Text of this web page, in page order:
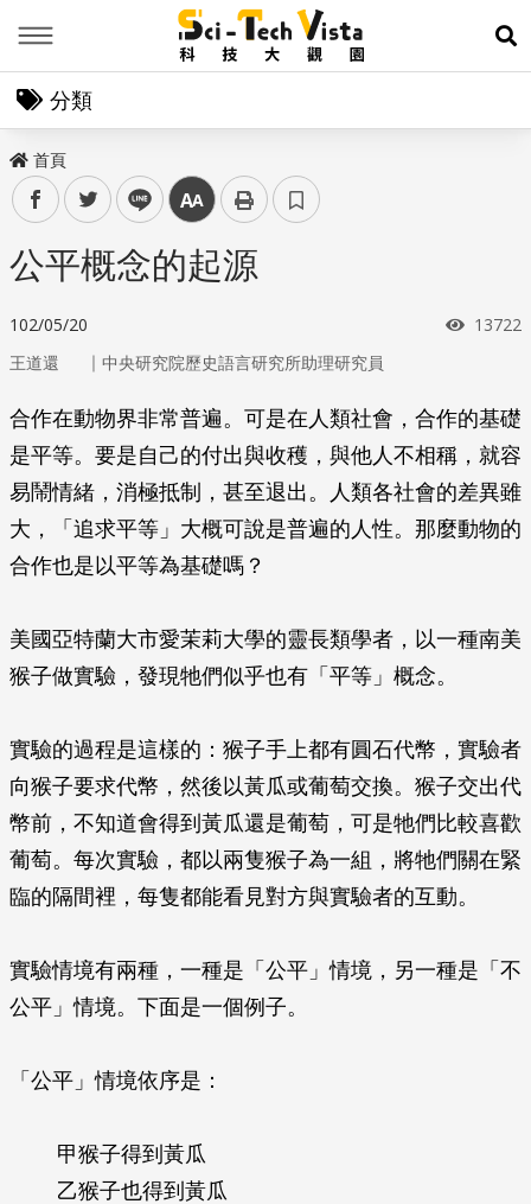
展
分類
首頁
facebooktwitter line 中
公平概念的起源
102/05/20 瀏覽次
13722
王道還 ｜ 中央研究院歷史語言研究所助理研究員
合作在動物界非常普遍。可是在人類社會，合作的基礎
是平等。要是自己的付出與收穫，與他人不相稱，就容
易鬧情緒，消極抵制，甚至退出。人類各社會的差異雖
大，「追求平等」大概可說是普遍的人性。那麼動物的
合作也是以平等為基礎嗎？
美國亞特蘭大市愛茉莉大學的靈長類學者，以一種南美
猴子做實驗，發現牠們似乎也有「平等」概念。
實驗的過程是這樣的：猴子手上都有圓石代幣，實驗者
向猴子要求代幣，然後以黃瓜或葡萄交換。猴子交出代
幣前，不知道會得到黃瓜還是葡萄，可是牠們比較喜歡
葡萄。每次實驗，都以兩隻猴子為一組，將牠們關在緊
臨的隔間裡，每隻都能看見對方與實驗者的互動。
實驗情境有兩種，一種是「公平」情境，另一種是「不
公平」情境。下面是一個例子。
「公平」情境依序是：
甲猴子得到黃瓜
乙猴子也得到黃瓜